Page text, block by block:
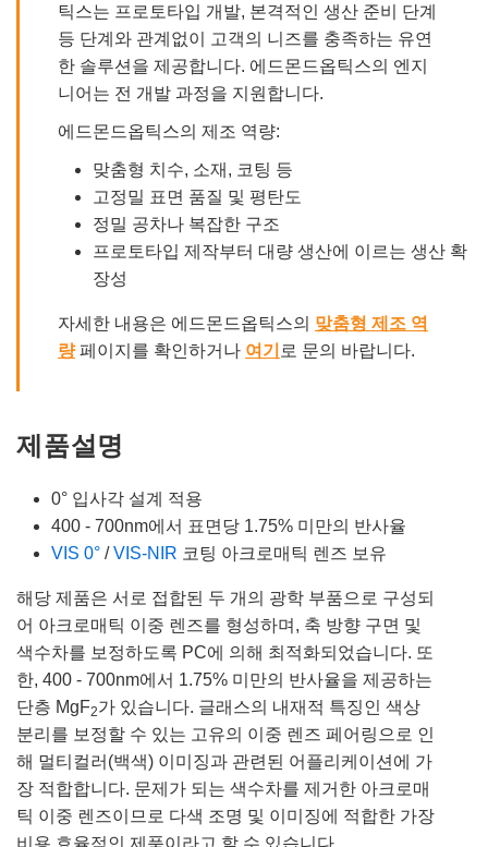
틱스는 프로토타입 개발, 본격적인 생산 준비 단계
등 단계와 관계없이 고객의 니즈를 충족하는 유연
한 솔루션을 제공합니다. 에드몬드옵틱스의 엔지
니어는 전 개발 과정을 지원합니다.
에드몬드옵틱스의 제조 역량:
맞춤형 치수, 소재, 코팅 등
고정밀 표면 품질 및 평탄도
정밀 공차나 복잡한 구조
프로토타입 제작부터 대량 생산에 이르는 생산 확
장성
자세한 내용은 에드몬드옵틱스의 맞춤형 제조 역
량페이지를 확인하거나 여기 로 문의 바랍니다.
제품설명
0° 입사각 설계 적용
400 - 700nm에서 표면당 1.75% 미만의 반사율
VIS 0° /VIS-NIR 코팅 아크로매틱 렌즈 보유
해당 제품은 서로 접합된 두 개의 광학 부품으로 구성되
어 아크로매틱 이중 렌즈를 형성하며, 축 방향 구면 및
색수차를 보정하도록 PC에 의해 최적화되었습니다. 또
한, 400 - 700nm에서 1.75% 미만의 반사율을 제공하는
단층 MgF2가 있습니다. 글래스의 내재적 특징인 색상
분리를 보정할 수 있는 고유의 이중 렌즈 페어링으로 인
해 멀티컬러(백색) 이미징과 관련된 어플리케이션에 가
장 적합합니다. 문제가 되는 색수차를 제거한 아크로매
틱 이중 렌즈이므로 다색 조명 및 이미징에 적합한 가장
비용 효율적인 제품이라고 할 수 있습니다.